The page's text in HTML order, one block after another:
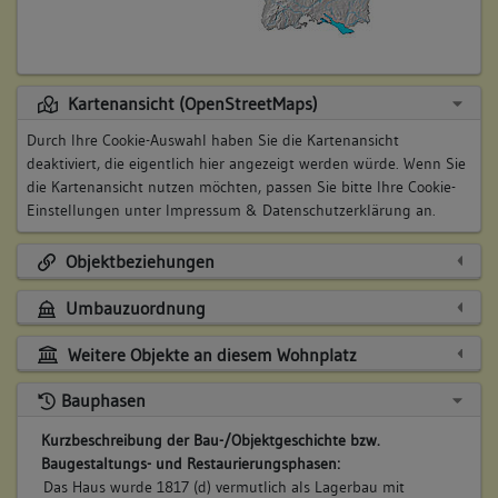
Kartenansicht (OpenStreetMaps)
Durch Ihre Cookie-Auswahl haben Sie die Kartenansicht
deaktiviert, die eigentlich hier angezeigt werden würde. Wenn Sie
die Kartenansicht nutzen möchten, passen Sie bitte Ihre Cookie-
Einstellungen unter Impressum & Datenschutzerklärung an.
Objektbeziehungen
Umbauzuordnung
Weitere Objekte an diesem Wohnplatz
Bauphasen
Kurzbeschreibung der Bau-/Objektgeschichte bzw.
Baugestaltungs- und Restaurierungsphasen:
Das Haus wurde 1817 (d) vermutlich als Lagerbau mit